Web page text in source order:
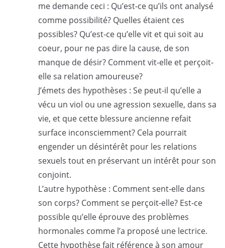
me demande ceci : Qu’est-ce qu’ils ont analysé
comme possibilité? Quelles étaient ces
possibles? Qu’est-ce qu’elle vit et qui soit au
coeur, pour ne pas dire la cause, de son
manque de désir? Comment vit-elle et perçoit-
elle sa relation amoureuse?
J’émets des hypothèses : Se peut-il qu’elle a
vécu un viol ou une agression sexuelle, dans sa
vie, et que cette blessure ancienne refait
surface inconsciemment? Cela pourrait
engender un désintérêt pour les relations
sexuels tout en préservant un intérêt pour son
conjoint.
L’autre hypothèse : Comment sent-elle dans
son corps? Comment se perçoit-elle? Est-ce
possible qu’elle éprouve des problèmes
hormonales comme l’a proposé une lectrice.
Cette hypothèse fait référence à son amour